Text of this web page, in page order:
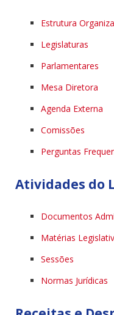
Estrutura
Legislaturas
Parlamentares
Mesa Diretora
Agenda Externa
Comissões
Perguntas
Atividades do
Documentos
Matérias
Sessões
Normas Jurídicas